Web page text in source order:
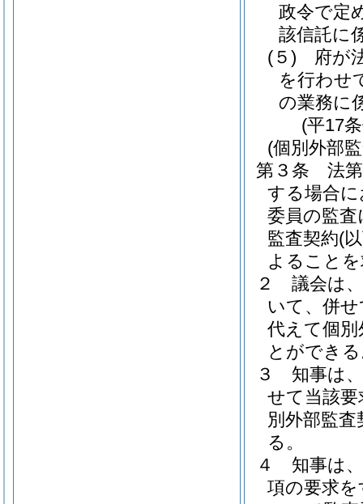
政令で定
該信託に
(５)
府が
を行わせ
の業務に
(平17
(個別外部
第３条
法
する場合
委員の監
監査契約(
よること
２
議会は
いて、併
代えて個
とができ
３
知事は
せて当該
別外部監
る。
４
知事は、
項の要求